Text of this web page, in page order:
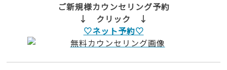
ご新規様カウンセリング予約
↓ クリック ↓
♡ネット予約♡